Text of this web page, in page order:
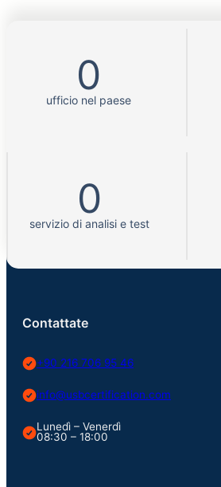
0
ufficio nel paese
0
servizio di analisi e test
Contattate
+90 216 706 95 46
info@usbcertification.com
Lunedì – Venerdì
08:30 – 18:00